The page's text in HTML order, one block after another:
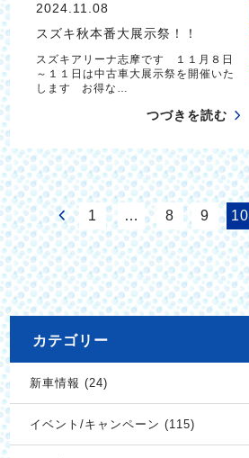
2024.11.08
スズキ秋本番大展示祭！！
スズキアリーナ志摩です １１月８日
～１１日は中古車大展示祭を開催いた
します お得な…
つづきを読む
1 … 8 9 10
カテゴリー
新車情報 (24)
イベント/キャンペーン (115)